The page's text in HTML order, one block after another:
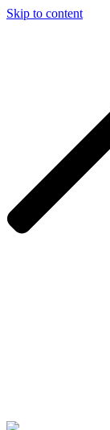
Skip to content